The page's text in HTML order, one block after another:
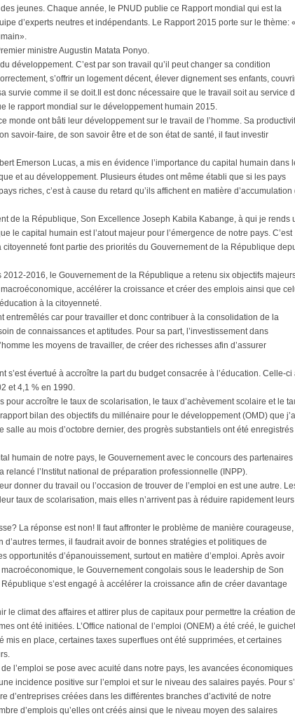
jeunes. Chaque année, le PNUD publie ce Rapport mondial qui est la
d’experts neutres et indépendants. Le Rapport 2015 porte sur le thème:
ministre Augustin Matata Ponyo.
développement. C’est par son travail qu’il peut changer sa condition
s’offrir un logement décent, élever dignement ses enfants,
survie comme il se doit.Il est donc nécessaire que le travail soit au service
le rapport mondial sur le développement humain 2015.
monde ont bâti leur développement sur le travail de l’homme. Sa
savoir-faire, de son savoir être et de son état de santé, il faut investir
Emerson Lucas, a mis en évidence l’importance du capital humain dans
et au développement. Plusieurs études ont même établi que si les pays
riches, c’est à cause du retard qu’ils affichent en matière d’accumulation
de la République, Son Excellence Joseph Kabila Kabange, à qui je rends
le capital humain est l’atout majeur pour l’émergence de notre pays. C’est
citoyenneté font partie des priorités du Gouvernement de la République
2012-2016, le Gouvernement de la République a retenu six objectifs
accélérer la croissance et créer des emplois ainsi que
à la citoyenneté.
entremêlés car pour travailler et donc contribuer à la consolidation de la
de connaissances et aptitudes. Pour sa part, l’investissement dans
les moyens de travailler, de créer des richesses afin d’assurer
s’est évertué à accroître la part du budget consacrée à l’éducation. Celle-ci
et 4,1 % en 1990.
pour accroître le taux de scolarisation, le taux d’achèvement scolaire et le
bilan des objectifs du millénaire pour le développement (OMD) que
salle au mois d’octobre dernier, des progrès substantiels ont été enregistrés
humain de notre pays, le Gouvernement avec le concours des partenaires
relancé l’Institut national de préparation professionnelle (INPP).
donner du travail ou l’occasion de trouver de l’emploi en est une autre.
taux de scolarisation, mais elles n’arrivent pas à réduire rapidement leurs
La réponse est non! Il faut affronter le problème de manière courageuse,
d’autres termes, il faudrait avoir de bonnes stratégies et politiques de
opportunités d’épanouissement, surtout en matière d’emploi. Après avoir
le Gouvernement congolais sous le leadership de Son
s’est engagé à accélérer la croissance afin de créer davantage
le climat des affaires et attirer plus de capitaux pour permettre la création
ont été initiées. L’Office national de l’emploi (ONEM) a été créé, le guichet
mis en place, certaines taxes superflues ont été supprimées, et certaines
l’emploi se pose avec acuité dans notre pays, les avancées économiques
incidence positive sur l’emploi et sur le niveau des salaires payés. Pour
d’entreprises créées dans les différentes branches d’activité de notre
d’emplois qu’elles ont créés ainsi que le niveau moyen des salaires